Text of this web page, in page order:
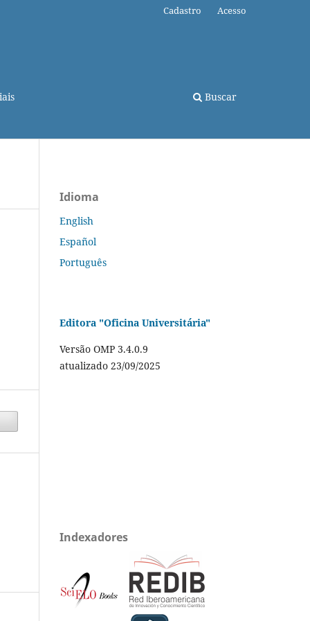
Buscar
Cadastro Acesso
Idioma
English
Español
Português
Editora "Oficina Universitária"
Versão OMP 3.4.0.9
atualizado 23/09/2025
Indexadores